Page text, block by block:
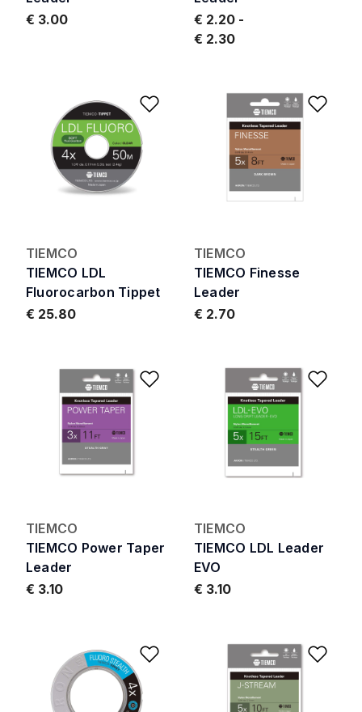
€ 3.00
€ 2.20
€ 2.30
Add to Wishlist
TIEMCO
TIEMCO LDL
Fluorocarbon Tippet
€ 25.80
TIEMCO
TIEMCO Finesse
Leader
€ 2.70
Add to Wishlist
TIEMCO
TIEMCO Power Taper
Leader
€ 3.10
TIEMCO
TIEMCO LDL Leader
EVO
€ 3.10
Add to Wishlist